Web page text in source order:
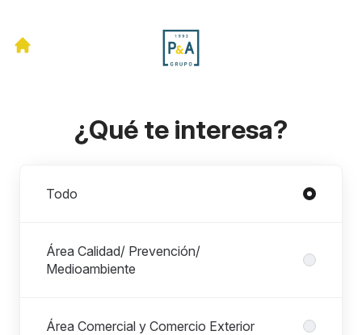
¿Qué te interesa?
Todo
Área Calidad/ Prevención/
Medioambiente
Área Comercial y Comercio Exterior